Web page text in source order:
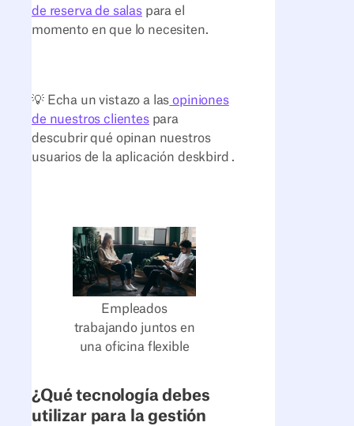
de reserva de salaspara el
momento en que lo necesiten.
💡 Echa un vistazo a las opiniones
de nuestros clientespara
descubrir qué opinan nuestros
usuarios de la aplicación deskbird .
Empleados
trabajando juntos en
una oficina flexible
¿Qué tecnología debes
utilizar para la gestión